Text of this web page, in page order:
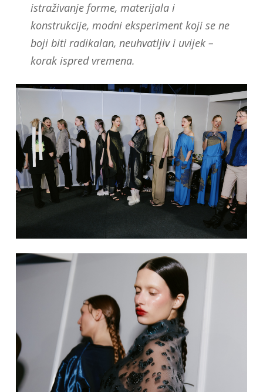
istraživanje forme, materijala i
konstrukcije, modni eksperiment koji se ne
boji biti radikalan, neuhvatljiv i uvijek –
korak ispred vremena.